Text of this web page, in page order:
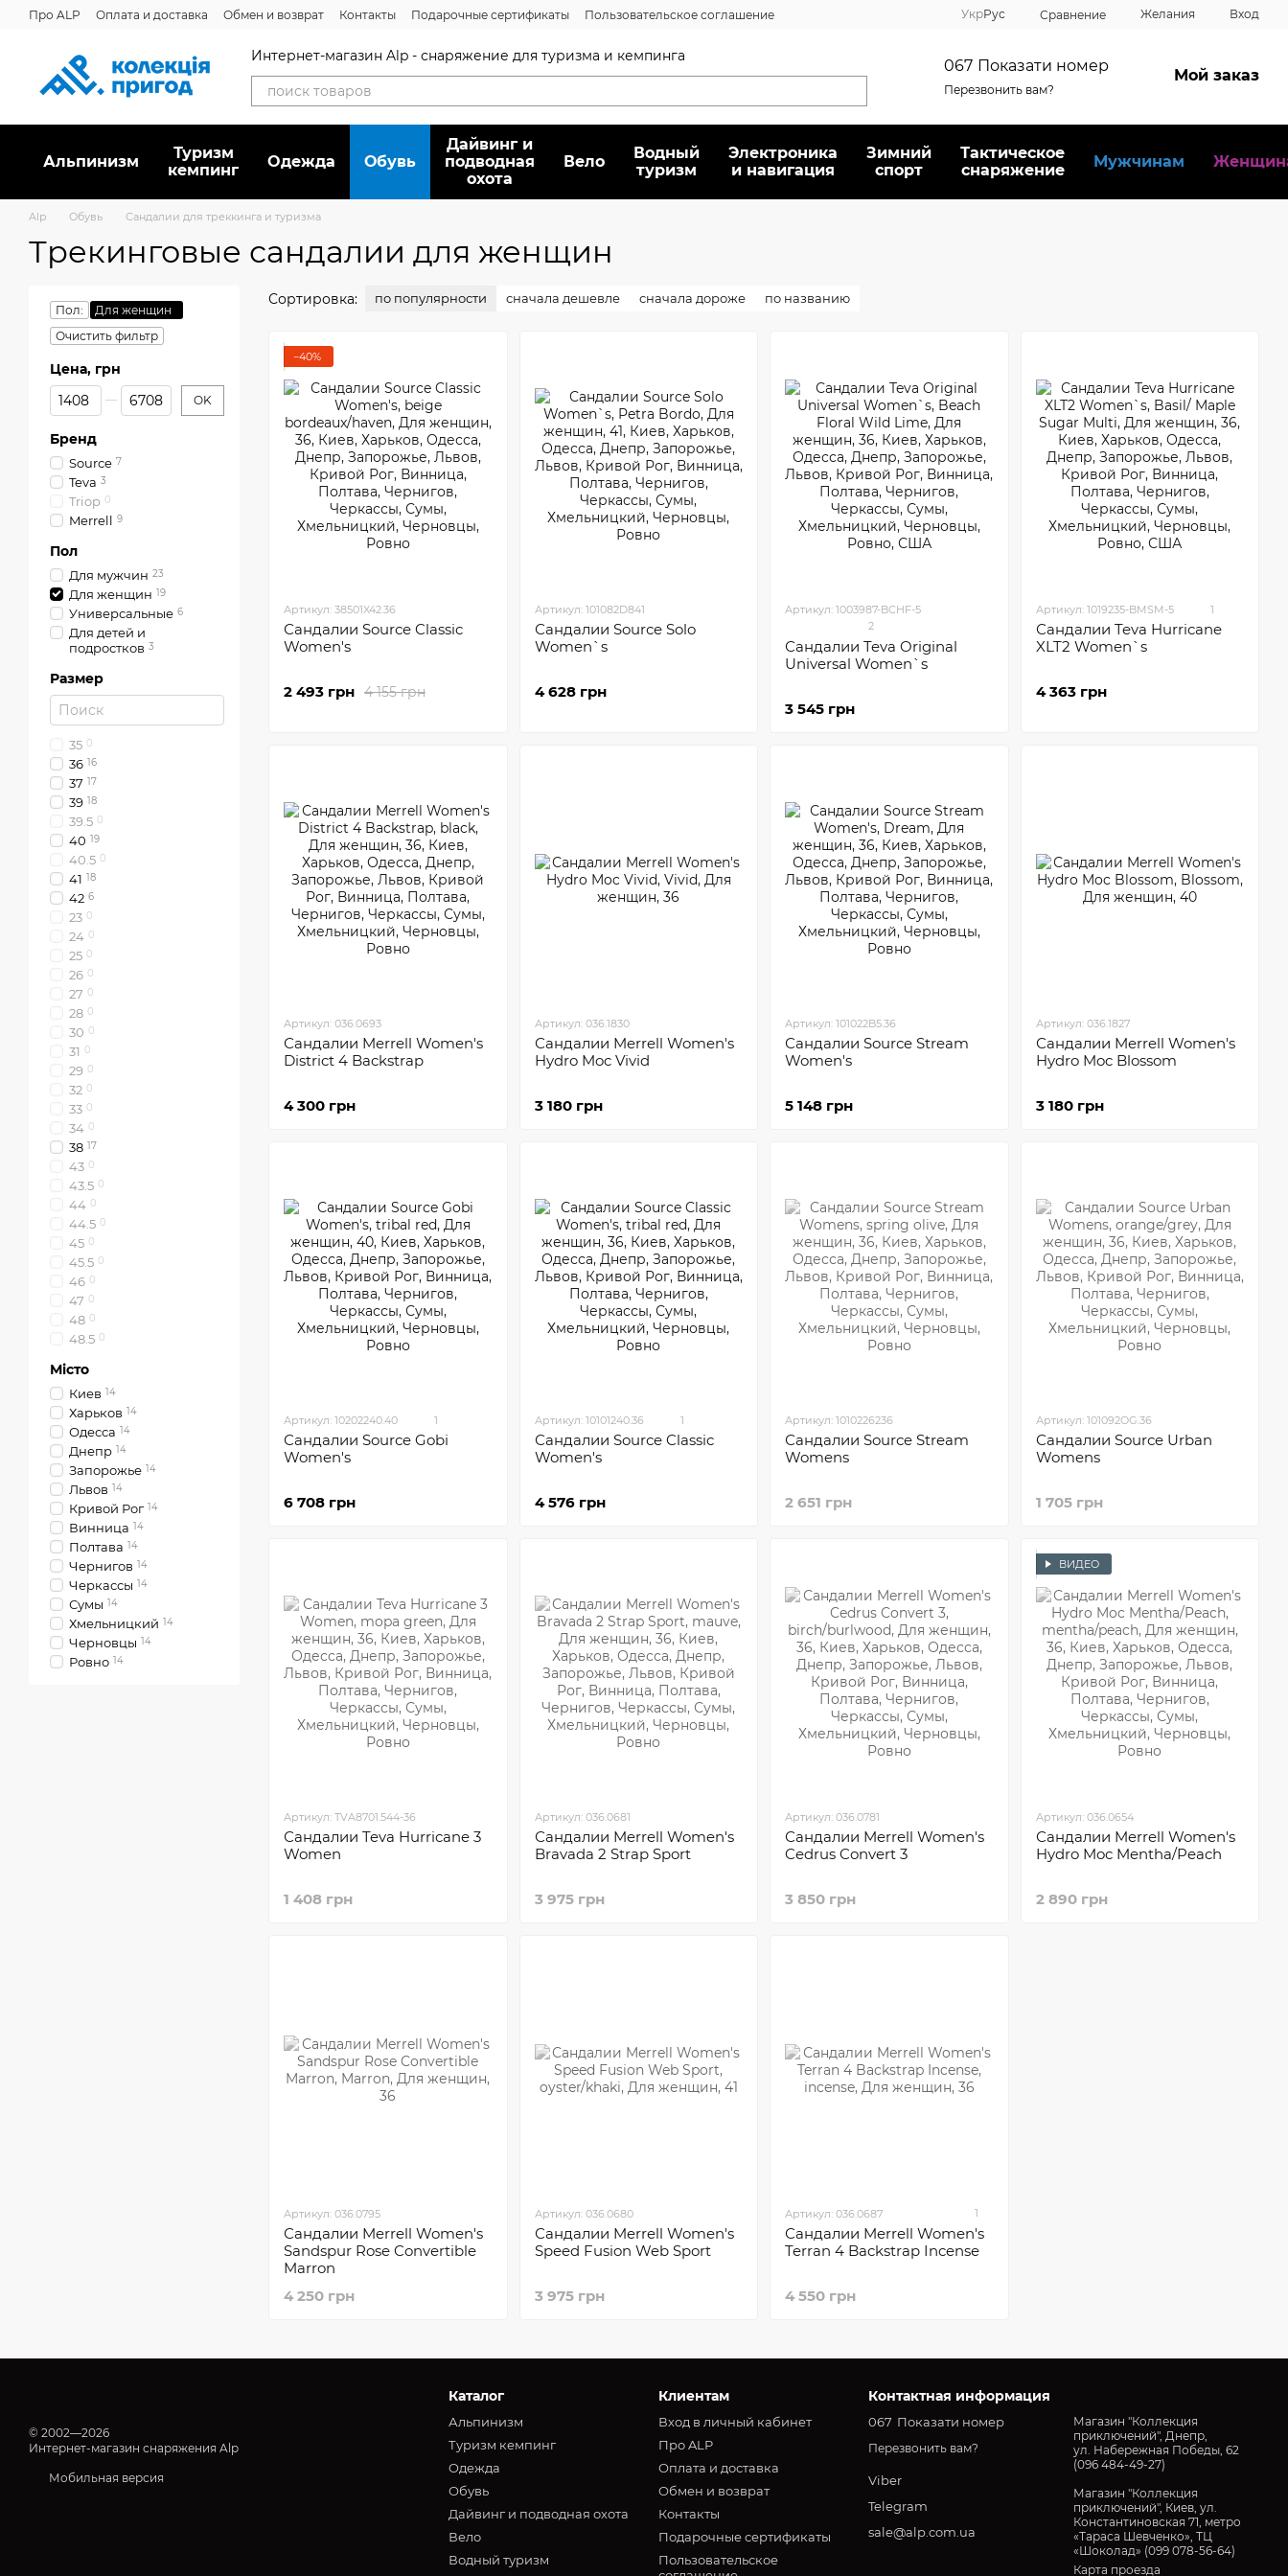
Перейти к основному контенту
Про ALP Оплата и доставка Обмен и возврат Контакты Подарочные сертификаты
Пользовательское соглашение
УкрРус Сравнение Желания Вход
Интернет-магазин Alp - снаряжение для туризма и кемпинга
067 Показати номер
Перезвонить вам?
Мой заказ
Альпинизм
Туризм
кемпинг
Oдежда Обувь
Дайвинг и
подводная
охота
Вело
Водный
туризм
Электроника
и навигация
Зимний
спорт
Тактическое
снаряжение
Мужчинам
Alp Обувь Сандалии для треккинга и туризма
Трекинговые сандалии для женщин
Сортировка: по популярности сначала дешевле сначала дороже по названию
−40%
Артикул: 38501X42.36
Сандалии Sourсe Classic
Women's
4 155 грн
2 493 грн
Артикул: 101082D841
Сандалии Sourсe Solo
Women`s
4 628 грн
Артикул: 1003987-BCHF-5
2
Сандалии Teva Original
Universal Women`s
3 545 грн
Артикул: 1019235-BMSM-5 1
Сандалии Teva Hurricane
XLT2 Women`s
4 363 грн
Артикул: 036.0693
Сандалии Merrell Women's
District 4 Backstrap
4 300 грн
Артикул: 036.1830
Сандалии Merrell Women's
Hydro Moc Vivid
3 180 грн
Артикул: 101022B5.36
Сандалии Sourсe Stream
Women's
5 148 грн
Артикул: 036.1827
Сандалии Merrell Women's
Hydro Moc Blossom
3 180 грн
Артикул: 10202240.40 1
Сандалии Sourсe Gobi
Women's
6 708 грн
Артикул: 10101240.36 1
Сандалии Sourсe Classic
Women's
4 576 грн
Артикул: 1010226236
Сандалии Sourсe Stream
Womens
2 651 грн
Артикул: 101092OG.36
Сандалии Sourсe Urban
Womens
1 705 грн
Артикул: TVA8701.544-36
Сандалии Teva Hurricane 3
Women
1 408 грн
Артикул: 036.0681
Сандалии Merrell Women's
Bravada 2 Strap Sport
3 975 грн
Артикул: 036.0781
Сандалии Merrell Women's
Cedrus Convert 3
3 850 грн
ВИДЕО
Артикул: 036.0654
Сандалии Merrell Women's
Hydro Moc Mentha/Peach
2 890 грн
Артикул: 036.0795
Сандалии Merrell Women's
Sandspur Rose Convertible
Marron
4 250 грн
Артикул: 036.0680
Сандалии Merrell Women's
Speed Fusion Web Sport
3 975 грн
Артикул: 036.0687 1
Сандалии Merrell Women's
Terran 4 Backstrap Incense
4 550 грн
Пол:
Для женщин
Очистить фильтр
Цена, грн
От Цена, грн
До Цена, грн OK
Бренд
Sourсe 7
Teva 3
Triop 0
Merrell 9
Пол
Для мужчин 23
Для женщин 19
Универсальные 6
Для детей и
подростков 3
Размер
35 0
36 16
37 17
39 18
39.5 0
40 19
40.5 0
41 18
42 6
23 0
24 0
25 0
26 0
27 0
28 0
30 0
31 0
29 0
32 0
33 0
34 0
38 17
43 0
43.5 0
44 0
44.5 0
45 0
45.5 0
46 0
47 0
48 0
48.5 0
Місто
Киев 14
Харьков 14
Одесса 14
Днепр 14
Запорожье 14
Львов 14
Кривой Рог 14
Винница 14
Полтава 14
Чернигов 14
Черкассы 14
Сумы 14
Хмельницкий 14
Черновцы 14
Ровно 14
© 2002—2026
Интернет-магазин снаряжения Alp
Мобильная версия
Каталог
Альпинизм
Туризм кемпинг
Oдежда
Обувь
Дайвинг и подводная охота
Вело
Водный туризм
Клиентам
Вход в личный кабинет
Про ALP
Оплата и доставка
Обмен и возврат
Контакты
Подарочные сертификаты
Пользовательское
Контактная информация
067 Показати номер
Перезвонить вам?
Viber
Telegram
sale@alp.com.ua
Магазин "Коллекция
приключений", Днепр,
ул. Набережная Победы, 62
(096 484-49-27)
Магазин "Коллекция
приключений", Киев, ул.
Константиновская 71, метро
«Тараса Шевченко», ТЦ
«Шоколад» (099 078-56-64)
Карта проезда